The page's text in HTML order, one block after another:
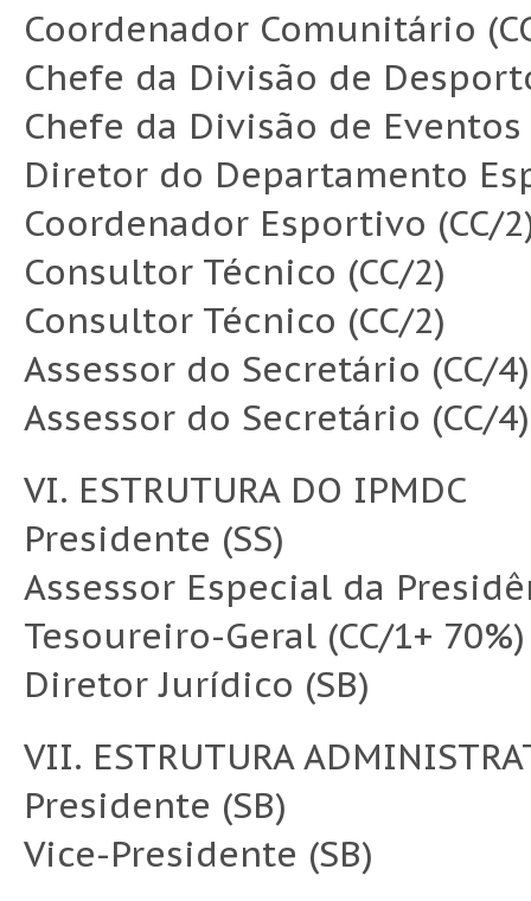
Coordenador Comunitário
Chefe da Divisão de
Chefe da Divisão de Eventos
Diretor do Departamento
Coordenador Esportivo (CC/
Consultor Técnico (CC/2)
Consultor Técnico (CC/2)
Assessor do Secretário (CC/4)
Assessor do Secretário (CC/4)
VI. ESTRUTURA DO IPMDC
Presidente (SS)
Assessor Especial da
Tesoureiro-Geral (CC/1+ 70%)
Diretor Jurídico (SB)
VII. ESTRUTURA
Presidente (SB)
Vice-Presidente (SB)